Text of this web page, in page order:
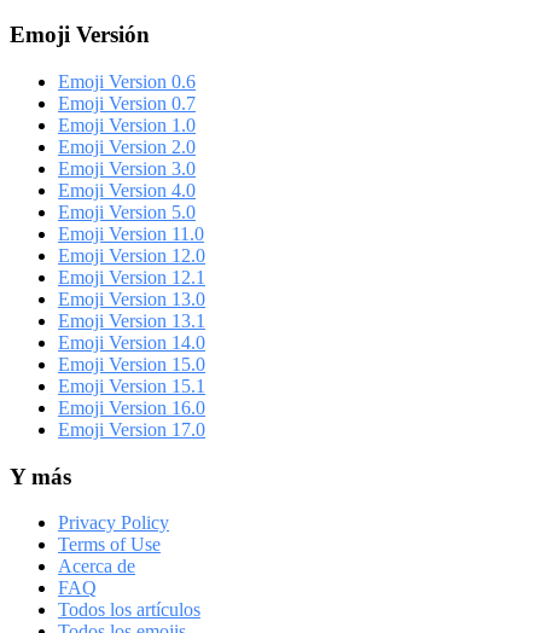
Emoji Versión
Emoji Version 0.6
Emoji Version 0.7
Emoji Version 1.0
Emoji Version 2.0
Emoji Version 3.0
Emoji Version 4.0
Emoji Version 5.0
Emoji Version 11.0
Emoji Version 12.0
Emoji Version 12.1
Emoji Version 13.0
Emoji Version 13.1
Emoji Version 14.0
Emoji Version 15.0
Emoji Version 15.1
Emoji Version 16.0
Emoji Version 17.0
Y más
Privacy Policy
Terms of Use
Acerca de
FAQ
Todos los artículos